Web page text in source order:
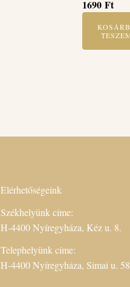
1690 Ft
Elérhetőségeink
Székhelyünk címe:
H-4400 Nyíregyháza, Kéz u. 8.
Telephelyünk címe:
H-4400 Nyíregyháza, Simai u.